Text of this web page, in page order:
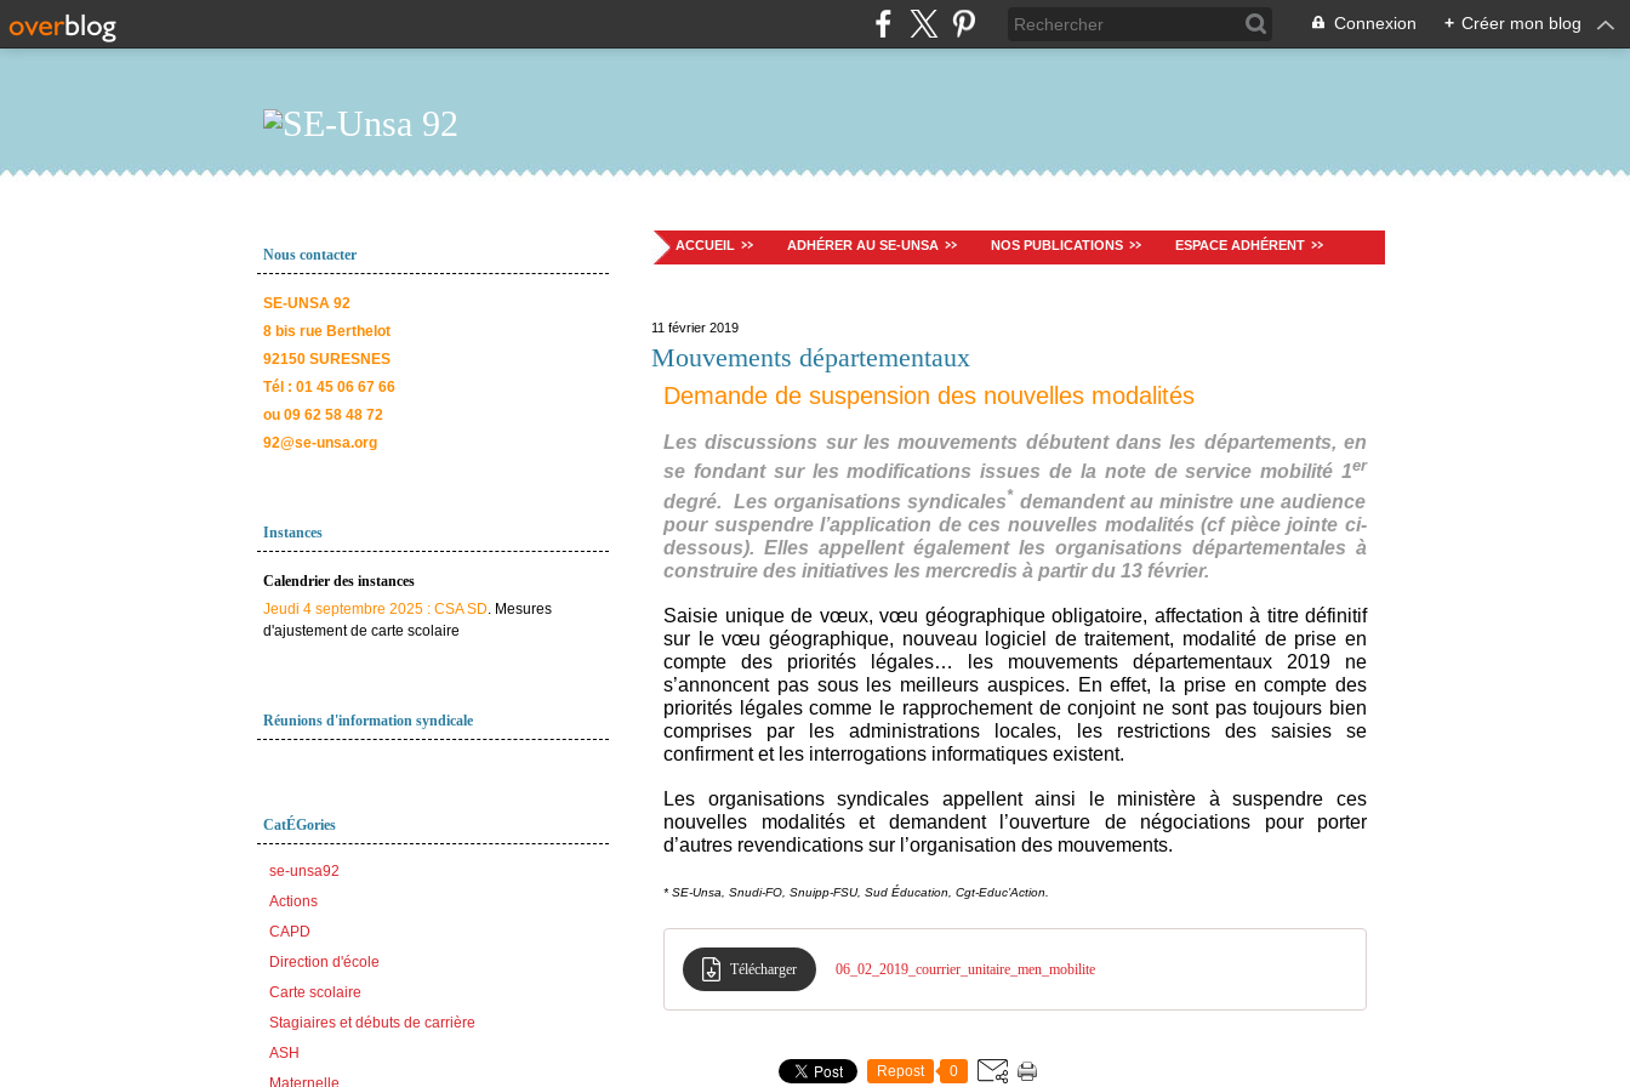
Connexion + Créer mon blog
Nous contacter
SE-UNSA 92
8 bis rue Berthelot
92150 SURESNES
Tél : 01 45 06 67 66
ou 09 62 58 48 72
92@se-unsa.org
Instances
Calendrier des instances
Jeudi 4 septembre 2025 : CSA SD. Mesures
d'ajustement de carte scolaire
Réunions d'information syndicale
CatÉGories
se-unsa92
Actions
CAPD
Direction d'école
Carte scolaire
Stagiaires et débuts de carrière
ASH
Maternelle
ACCUEIL ADHÉRER AU SE-UNSA NOS PUBLICATIONS ESPACE ADHÉRENT
11 février 2019
Mouvements départementaux
Demande de suspension des nouvelles modalités
Les discussions sur les mouvements débutent dans les départements, en
se fondant sur les modifications issues de la note de service mobilité 1er
degré. Les organisations syndicales* demandent au ministre une audience
pour suspendre l’application de ces nouvelles modalités (cf pièce jointe ci-
dessous). Elles appellent également les organisations départementales à
construire des initiatives les mercredis à partir du 13 février.
Saisie unique de vœux, vœu géographique obligatoire, affectation à titre définitif
sur le vœu géographique, nouveau logiciel de traitement, modalité de prise en
compte des priorités légales… les mouvements départementaux 2019 ne
s’annoncent pas sous les meilleurs auspices. En effet, la prise en compte des
priorités légales comme le rapprochement de conjoint ne sont pas toujours bien
comprises par les administrations locales, les restrictions des saisies se
confirment et les interrogations informatiques existent.
Les organisations syndicales appellent ainsi le ministère à suspendre ces
nouvelles modalités et demandent l’ouverture de négociations pour porter
d’autres revendications sur l’organisation des mouvements.
* SE-Unsa, Snudi-FO, Snuipp-FSU, Sud Éducation, Cgt-Educ’Action
Télécharger 06_02_2019_courrier_unitaire_men_mobilite
Repost 0